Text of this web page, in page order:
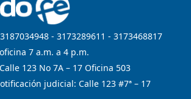
- 3173289611 - 3173468817
7 a.m. a 4 p.m.
123 No 7A – 17 Oficina 503
judicial: Calle 123 #7ª – 17